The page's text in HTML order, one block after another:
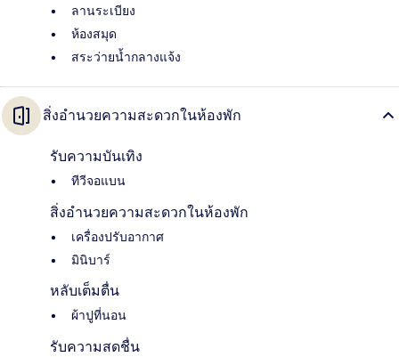
ลานระเบียง
ห้องสมุด
สระว่ายน้ำกลางแจ้ง
สิ่งอำนวยความสะดวกในห้องพัก
รับความบันเทิง
ทีวีจอแบน
สิ่งอำนวยความสะดวกในห้องพัก
เครื่องปรับอากาศ
มินิบาร์
หลับเต็มตื่น
ผ้าปูที่นอน
รับความสดชื่น